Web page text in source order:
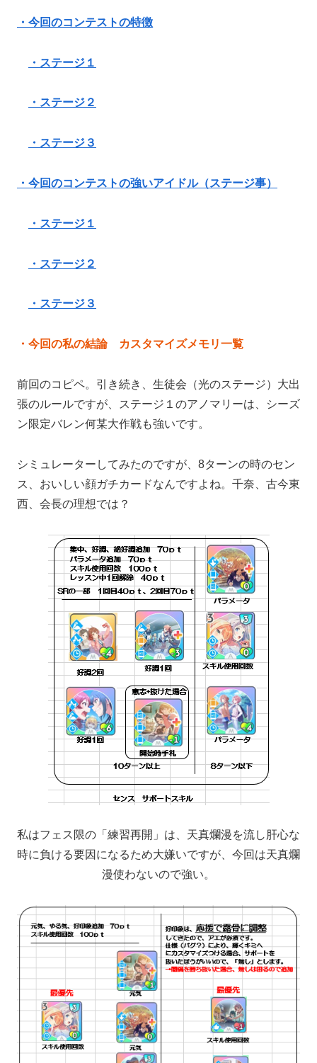
・今回のコンテストの特徴
・ステージ１
・ステージ２
・ステージ３
・今回のコンテストの強いアイドル（ステージ事）
・ステージ１
・ステージ２
・ステージ３
・今回の私の結論 カスタマイズメモリ一覧
前回のコピペ。引き続き、生徒会（光のステージ）大出
張のルールですが、ステージ１のアノマリーは、シーズ
ン限定バレン何某大作戦も強いです。
シミュレーターしてみたのですが、8ターンの時のセン
ス、おいしい顔ガチカードなんですよね。千奈、古今東
西、会長の理想では？
私はフェス限の「練習再開」は、天真爛漫を流し肝心な
時に負ける要因になるため大嫌いですが、今回は天真爛
漫使わないので強い。